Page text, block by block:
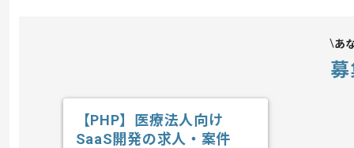
あ
【PHP】医療法人向け
SaaS開発の求人・案件